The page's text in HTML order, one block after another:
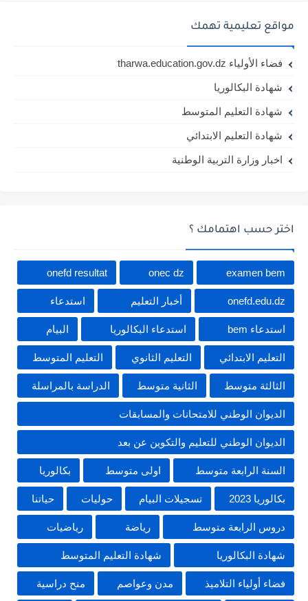
مواقع تعليمية تهمك
فضاء الأولياء tharwa.education.gov.dz
شهادة البكالوريا
شهادة التعليم المتوسط
شهادة التعليم الابتدائي
اخبار وزارة التربية الوطنية
اختر حسب اهتمامك ؟
examen bem
onec dz
onefd resultat
onefd.edu.dz أخبار التعليم استدعاء
استدعاء bem استدعاء البكالوريا البيام
التعليم الابتدائي التعليم الثانوي التعليم المتوسط
الثالثة متوسط الثانية متوسط الدراسة بالمراسلة
الديوان الوطني للامتحانات والمسابقات
الديوان الوطني للتعليم والتكوين عن بعد
السنة الرابعة متوسط اولى متوسط بكالوريا
بكالوريا 2023 تسجيلات البيام حوليات حياتنا
دروس الرابعة متوسط رياضة رياضيات
شهادة البكالوريا شهادة التعليم المتوسط
فضاء أولياء التلاميذ مدن وعواصم منح دراسية